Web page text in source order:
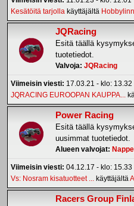
Kesätöitä tarjolla käyttäjältä
JQRacing
Esitä täällä
tuotetiedot.
Valvoja: JQRacing
Viimeisin viesti: 17.03.21 - klo: 13.32
JQRACING EUROOPAN KAUPPA...
Power Racing
Esitä täällä
uusimmat tuotetiedot.
Alueen valvojat: Nappe
Viimeisin viesti: 04.12.17 - klo: 15.33
Vs: Nosram kisatuotteet ... käyttäjältä
Racers Group